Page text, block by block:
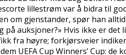
lillestrøm var å bidra til
om gjenstander, spør han
auksjoner?» Hvis ikke er det
fra høyre; forkjørsveier
UEFA Cup Winners’ Cup: de